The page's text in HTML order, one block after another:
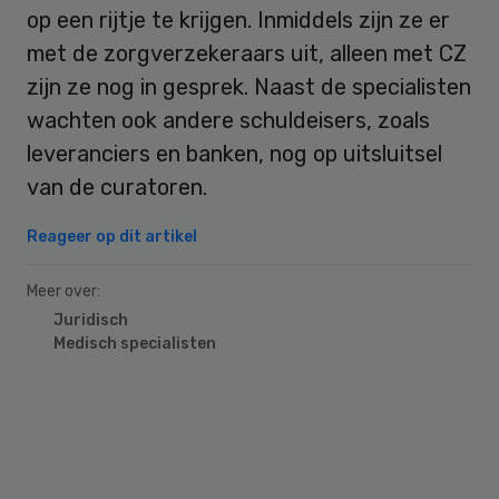
op een rijtje te krijgen. Inmiddels zijn ze er
met de zorgverzekeraars uit, alleen met CZ
zijn ze nog in gesprek. Naast de specialisten
wachten ook andere schuldeisers, zoals
leveranciers en banken, nog op uitsluitsel
van de curatoren.
Reageer op dit artikel
Meer over:
Juridisch
Medisch specialisten